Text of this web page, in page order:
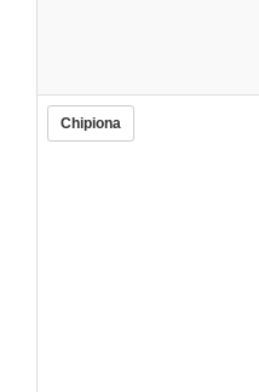
Chipiona